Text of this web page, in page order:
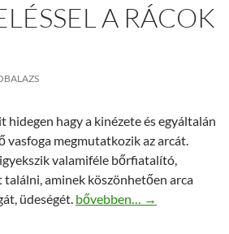
A RÁCOK
hidegen hagy a kinézete és egyáltalán
vasfoga megmutatkozik az arcát.
valamiféle bőrfiatalító,
aminek köszönhetően arca
üdeségét. HIFU kezeléssel a rácok
bővebben… →